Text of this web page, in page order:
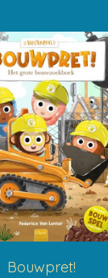
Bouwpret!